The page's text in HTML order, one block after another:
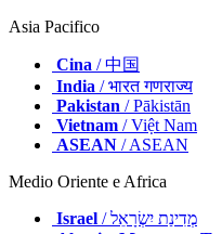
Asia Pacifico
Cina / 中国
India / भारत गणराज्य
Pakistan / Pākistān
Vietnam / Việt Nam
ASEAN / ASEAN
Medio Oriente e Africa
Israel
/ מְדִינַת יִשְׂרָאֵל